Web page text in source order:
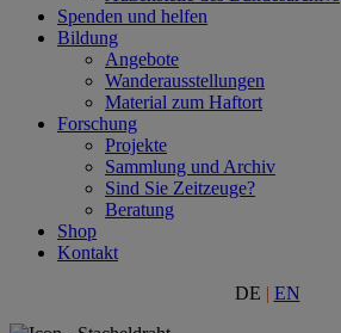
Spenden und helfen
Bildung
Angebote
Wanderausstellungen
Material zum Haftort
Forschung
Projekte
Sammlung und Archiv
Sind Sie Zeitzeuge?
Beratung
Shop
Kontakt
DE | EN